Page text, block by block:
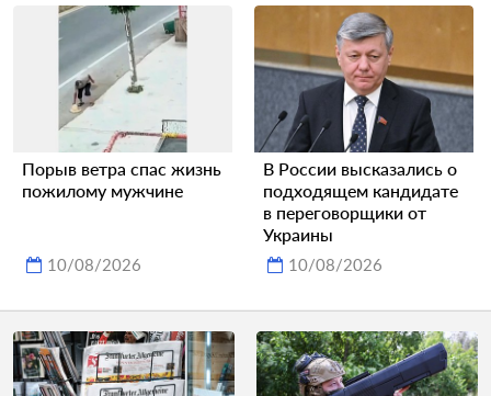
Порыв ветра спас жизнь
пожилому мужчине
10/08/2026
В России высказались о
подходящем кандидате
в переговорщики от
Украины
10/08/2026